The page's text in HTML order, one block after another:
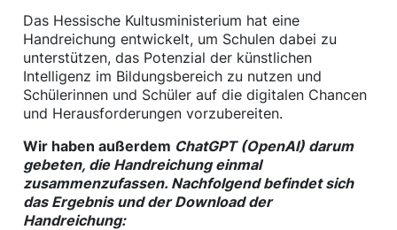
Das Hessische Kultusministerium hat eine
Handreichung entwickelt, um Schulen dabei zu
unterstützen, das Potenzial der künstlichen
Intelligenz im Bildungsbereich zu nutzen und
Schülerinnen und Schüler auf die digitalen Chancen
und Herausforderungen vorzubereiten.
Wir haben außerdem ChatGPT (OpenAI) darum
gebeten, die Handreichung einmal
zusammenzufassen. Nachfolgend befindet sich
das Ergebnis und der Download der
Handreichung: